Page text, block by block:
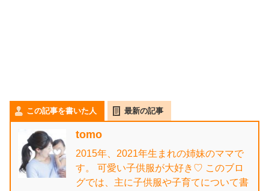
この記事を書いた人 最新の記事
tomo
2015年、2021年生まれの姉妹のママで
す。 可愛い子供服が大好き♡ このブロ
グでは、主に子供服や子育てについて書